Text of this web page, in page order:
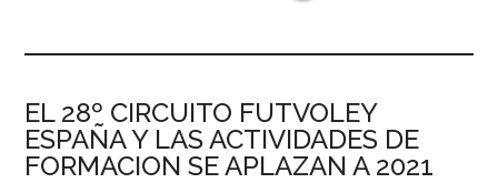
EL 28º CIRCUITO FUTVOLEY
ESPAÑA Y LAS ACTIVIDADES DE
FORMACION SE APLAZAN A 2021